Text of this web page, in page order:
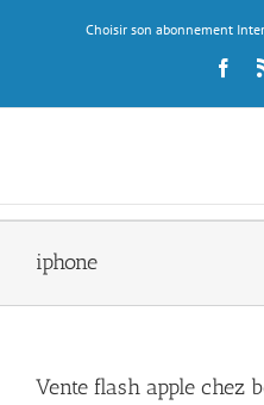
Choisir son abonnement
iphone
Vente flash apple chez